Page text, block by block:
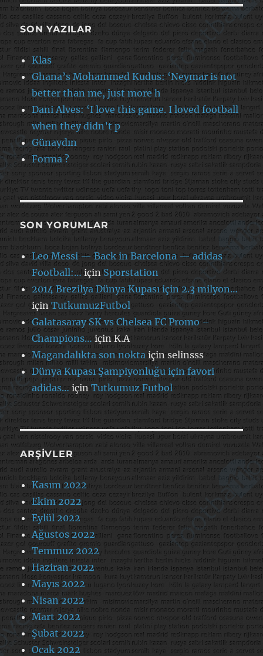
SON YAZILAR
Klas
Ghana’s Mohammed Kudus: ‘Neymar is not
better than me, just more h
Dani Alves: ‘I love this game. I loved football
when they didn’t p
Günaydın
Forma ?
SON YORUMLAR
Leo Messi — Back in Barcelona — adidas
Football:…içinSporstation
2014 Brezilya Dünya Kupası için 2.3 milyon…
içinTutkumuzFutbol
Galatasaray SK vs Chelsea FC Promo –
Champions…içinK.A
Magandalıkta son nokta içinselinsss
Dünya Kupası Şampiyonluğu için favori
adidas… içinTutkumuz Futbol
ARŞIVLER
Kasım 2022
Ekim 2022
Eylül 2022
Ağustos 2022
Temmuz 2022
Haziran 2022
Mayıs 2022
Nisan 2022
Mart 2022
Şubat 2022
Ocak 2022